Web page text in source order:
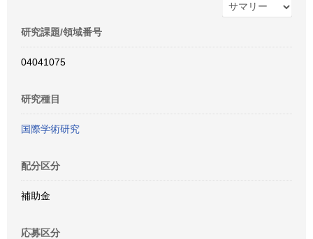
研究課題/領域番号
04041075
研究種目
国際学術研究
配分区分
補助金
応募区分